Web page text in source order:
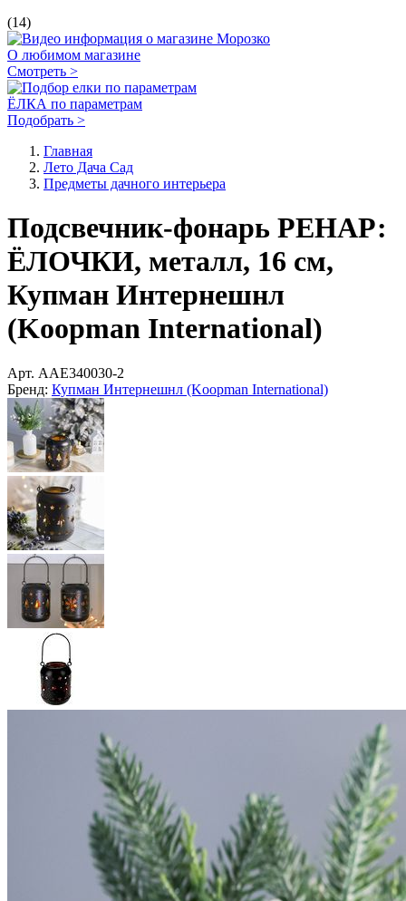
(14)
О любимом магазине
Смотреть >
ЁЛКА по параметрам
Подобрать >
Главная
Лето Дача Сад
Предметы дачного интерьера
Подсвечник-фонарь РЕНАР:
ЁЛОЧКИ, металл, 16 см,
Купман Интернешнл
(Koopman International)
Арт. AAE340030-2
Бренд: Купман Интернешнл (Koopman International)